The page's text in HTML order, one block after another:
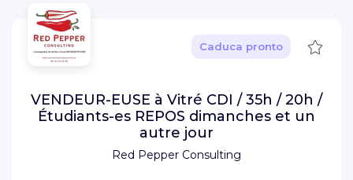
Red Pepper Consulting
Caduca pronto
VENDEUR-EUSE à Vitré CDI / 35h / 20h /
Étudiants-es REPOS dimanches et un
autre jour